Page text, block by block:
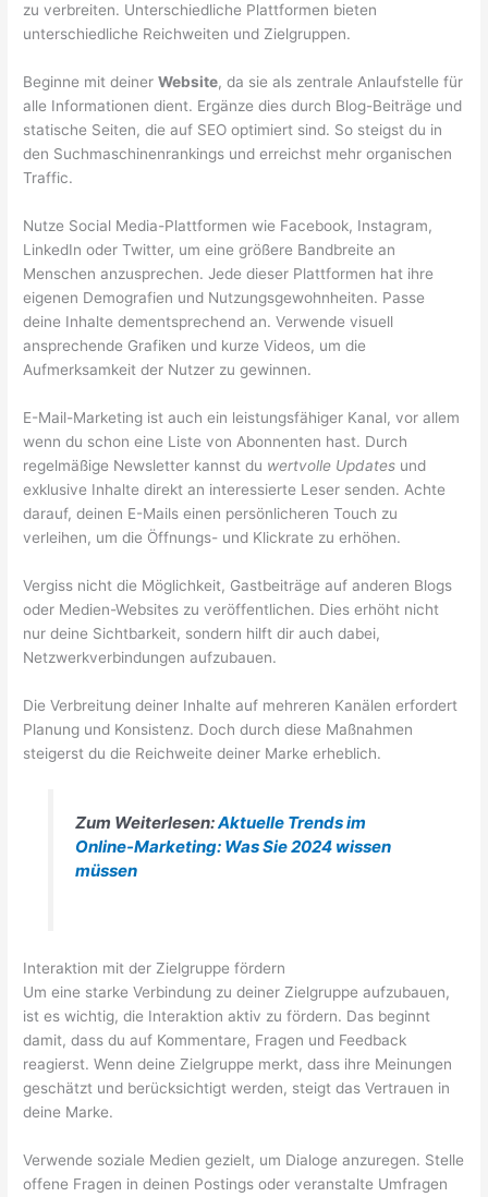
zu verbreiten. Unterschiedliche Plattformen bieten
unterschiedliche Reichweiten und Zielgruppen.
Beginne mit deinerWebsite, da sie als zentrale Anlaufstelle für
alle Informationen dient. Ergänze dies durch Blog-Beiträge und
statische Seiten, die auf SEO optimiert sind. So steigst du in
den Suchmaschinenrankings und erreichst mehr organischen
Traffic.
Nutze Social Media-Plattformen wie Facebook, Instagram,
LinkedIn oder Twitter, um eine größere Bandbreite an
Menschen anzusprechen. Jede dieser Plattformen hat ihre
eigenen Demografien und Nutzungsgewohnheiten. Passe
deine Inhalte dementsprechend an. Verwende visuell
ansprechende Grafiken und kurze Videos, um die
Aufmerksamkeit der Nutzer zu gewinnen.
E-Mail-Marketing ist auch ein leistungsfähiger Kanal, vor allem
wenn du schon eine Liste von Abonnenten hast. Durch
regelmäßige Newsletter kannst du wertvolle Updates und
exklusive Inhalte direkt an interessierte Leser senden. Achte
darauf, deinen E-Mails einen persönlicheren Touch zu
verleihen, um die Öffnungs- und Klickrate zu erhöhen.
Vergiss nicht die Möglichkeit, Gastbeiträge auf anderen Blogs
oder Medien-Websites zu veröffentlichen. Dies erhöht nicht
nur deine Sichtbarkeit, sondern hilft dir auch dabei,
Netzwerkverbindungen aufzubauen.
Die Verbreitung deiner Inhalte auf mehreren Kanälen erfordert
Planung und Konsistenz. Doch durch diese Maßnahmen
steigerst du die Reichweite deiner Marke erheblich.
Zum Weiterlesen:Aktuelle Trends im
Online-Marketing: Was Sie 2024 wissen
müssen
Interaktion mit der Zielgruppe fördern
Um eine starke Verbindung zu deiner Zielgruppe aufzubauen,
ist es wichtig, die Interaktion aktiv zu fördern. Das beginnt
damit, dass du auf Kommentare, Fragen und Feedback
reagierst. Wenn deine Zielgruppe merkt, dass ihre Meinungen
geschätzt und berücksichtigt werden, steigt das Vertrauen in
deine Marke.
Verwende soziale Medien gezielt, um Dialoge anzuregen. Stelle
offene Fragen in deinen Postings oder veranstalte Umfragen